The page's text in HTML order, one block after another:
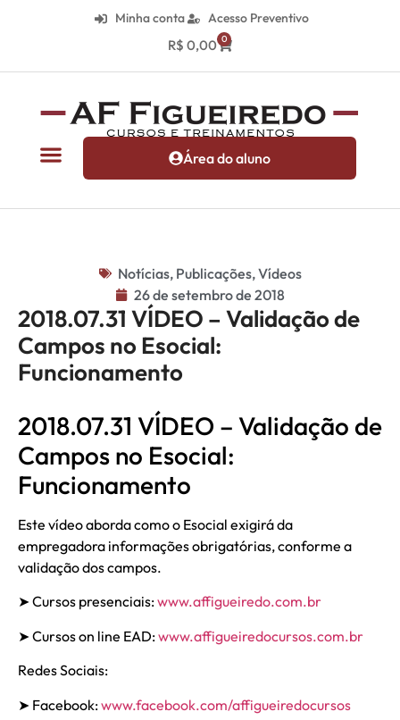
Minha conta Acesso Preventivo
R$ 0,00 0
Área do aluno
Notícias, Publicações,Vídeos
26 de setembro de 2018
2018.07.31 VÍDEO – Validação de
Campos no Esocial:
Funcionamento
2018.07.31 VÍDEO – Validação de
Campos no Esocial:
Funcionamento
Este vídeo aborda como o Esocial exigirá da
empregadora informações obrigatórias, conforme a
validação dos campos.
➤ Cursos presenciais:www.affigueiredo.com.br
➤ Cursos on line EAD:www.affigueiredocursos.com.br
Redes Sociais:
➤ Facebook:www.facebook.com/affigueiredocursos